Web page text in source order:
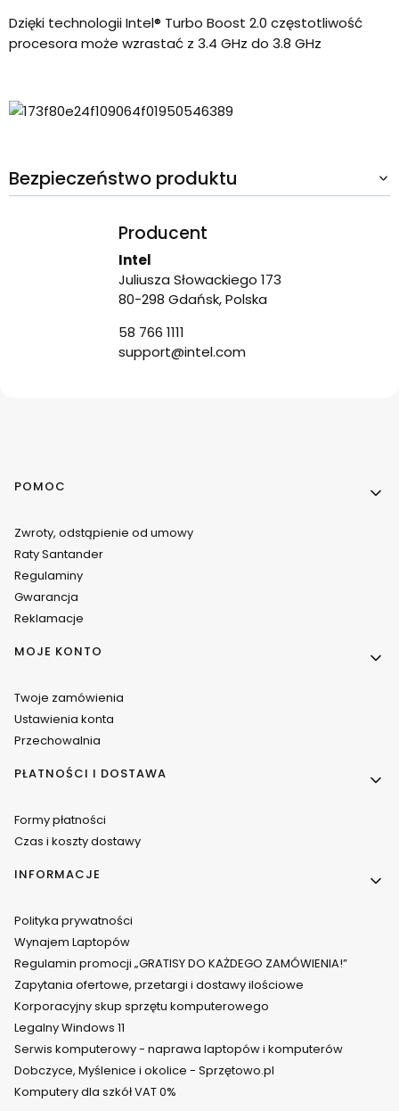
Dzięki technologii Intel® Turbo Boost 2.0 częstotliwość
procesora może wzrastać z 3.4 GHz do 3.8 GHz
Bezpieczeństwo produktu
Producent
Intel
Juliusza Słowackiego 173
80-298 Gdańsk, Polska
58 766 1111
support@intel.com
Linki w stopce
POMOC
Zwroty, odstąpienie od umowy
Raty Santander
Regulaminy
Gwarancja
Reklamacje
MOJE KONTO
Twoje zamówienia
Ustawienia konta
Przechowalnia
PŁATNOŚCI I DOSTAWA
Formy płatności
Czas i koszty dostawy
INFORMACJE
Polityka prywatności
Wynajem Laptopów
Regulamin promocji „GRATISY DO KAŻDEGO ZAMÓWIENIA!”
Zapytania ofertowe, przetargi i dostawy ilościowe
Korporacyjny skup sprzętu komputerowego
Legalny Windows 11
Serwis komputerowy - naprawa laptopów i komputerów
Dobczyce, Myślenice i okolice - Sprzętowo.pl
Komputery dla szkół VAT 0%